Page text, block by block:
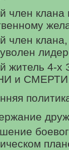
член клана
член
житель 4-х
и СМЕРТИ,